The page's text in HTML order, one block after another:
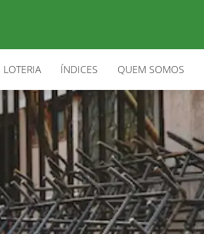
LOTERIA ÍNDICES QUEM SOMOS